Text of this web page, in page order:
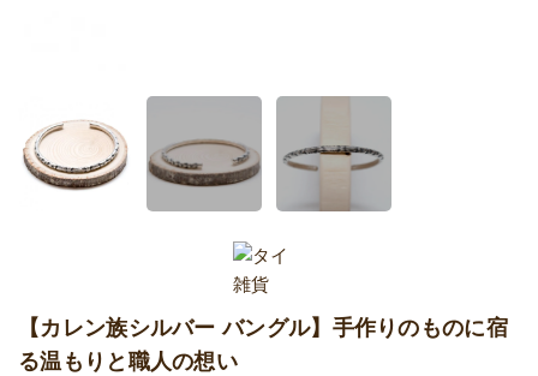
【カレン族シルバー バングル】手作りのものに宿
る温もりと職人の想い